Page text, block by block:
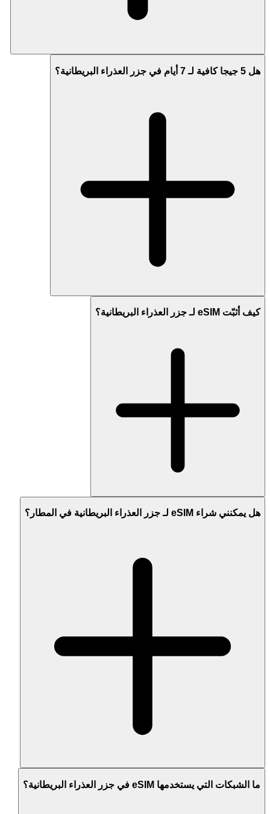
هل 5 جيجا كافية لـ 7 أيام في جزر العذراء البريطانية؟
كيف أثبّت eSIM لـ جزر العذراء البريطانية؟
هل يمكنني شراء eSIM لـ جزر العذراء البريطانية في المطار؟
ما الشبكات التي يستخدمها eSIM في جزر العذراء البريطانية؟